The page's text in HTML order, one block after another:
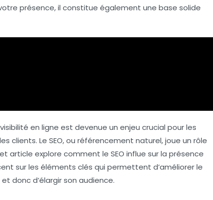
présence, il constitue également une base solide
visibilité en ligne est devenue un enjeu crucial pour les
clients. Le SEO, ou référencement naturel, joue un rôle
explore comment le SEO influe sur la présence
sur les éléments clés qui permettent d’améliorer le
donc d’élargir son audience.